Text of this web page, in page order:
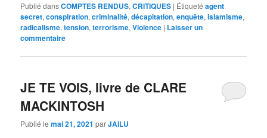
Publié dansCOMPTES RENDUS,CRITIQUES | Étiqueté agent
secret,conspiration,criminalité,décapitation,enquête,islamisme,
radicalisme,tension,terrorisme,Violence | Laisser un
commentaire
JE TE VOIS, livre de CLARE
MACKINTOSH
Publié lemai 21, 2021 parJAILU